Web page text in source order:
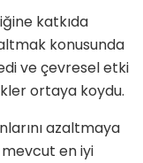
katkıda
konusunda
ve çevresel etki
ortaya koydu.
azaltmaya
en iyi